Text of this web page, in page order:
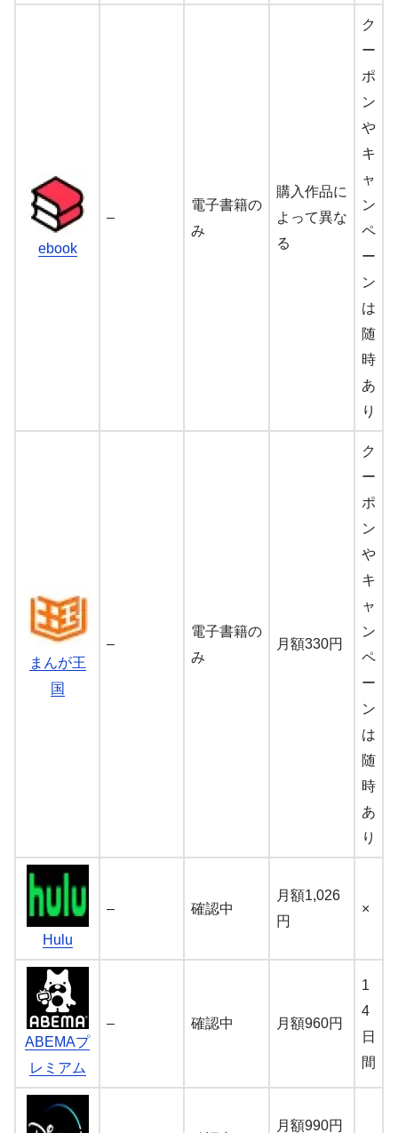
ebook
–
電子書籍の
み
購入作品に
よって異な
る
ク
ー
ポ
ン
や
キ
ャ
ン
ペ
ー
ン
は
随
時
あ
り
まんが王
国
–
電子書籍の
み
月額330円
ク
ー
ポ
ン
や
キ
ャ
ン
ペ
ー
ン
は
随
時
あ
り
Hulu
– 確認中
月額1,026
円
×
ABEMAプ
レミアム
– 確認中 月額960円
1
4
日
間
月額990円